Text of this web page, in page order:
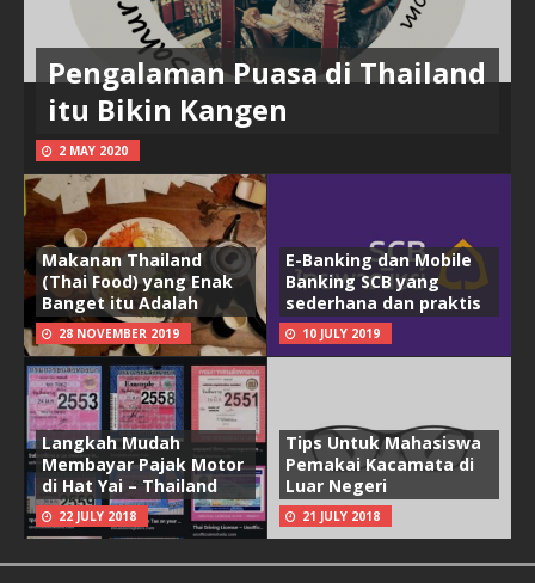
Pengalaman Puasa di Thailand
itu Bikin Kangen
2 MAY 2020
Makanan Thailand
(Thai Food) yang Enak
Banget itu Adalah
28 NOVEMBER 2019
E-Banking dan Mobile
Banking SCB yang
sederhana dan praktis
10 JULY 2019
Langkah Mudah
Membayar Pajak Motor
di Hat Yai – Thailand
22 JULY 2018
Tips Untuk Mahasiswa
Pemakai Kacamata di
Luar Negeri
21 JULY 2018